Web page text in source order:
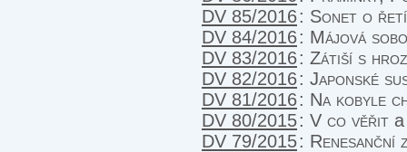
DV 85/2016: Sonet o
DV 84/2016: Májová
DV 83/2016: Zátiší s
DV 82/2016: Japonské
DV 81/2016: Na kobyle
DV 80/2015: V co věřit
DV 79/2015: Renesanční